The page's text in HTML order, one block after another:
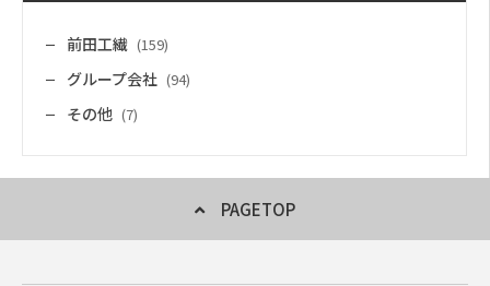
前田工繊 (159)
グループ会社 (94)
その他 (7)
PAGETOP